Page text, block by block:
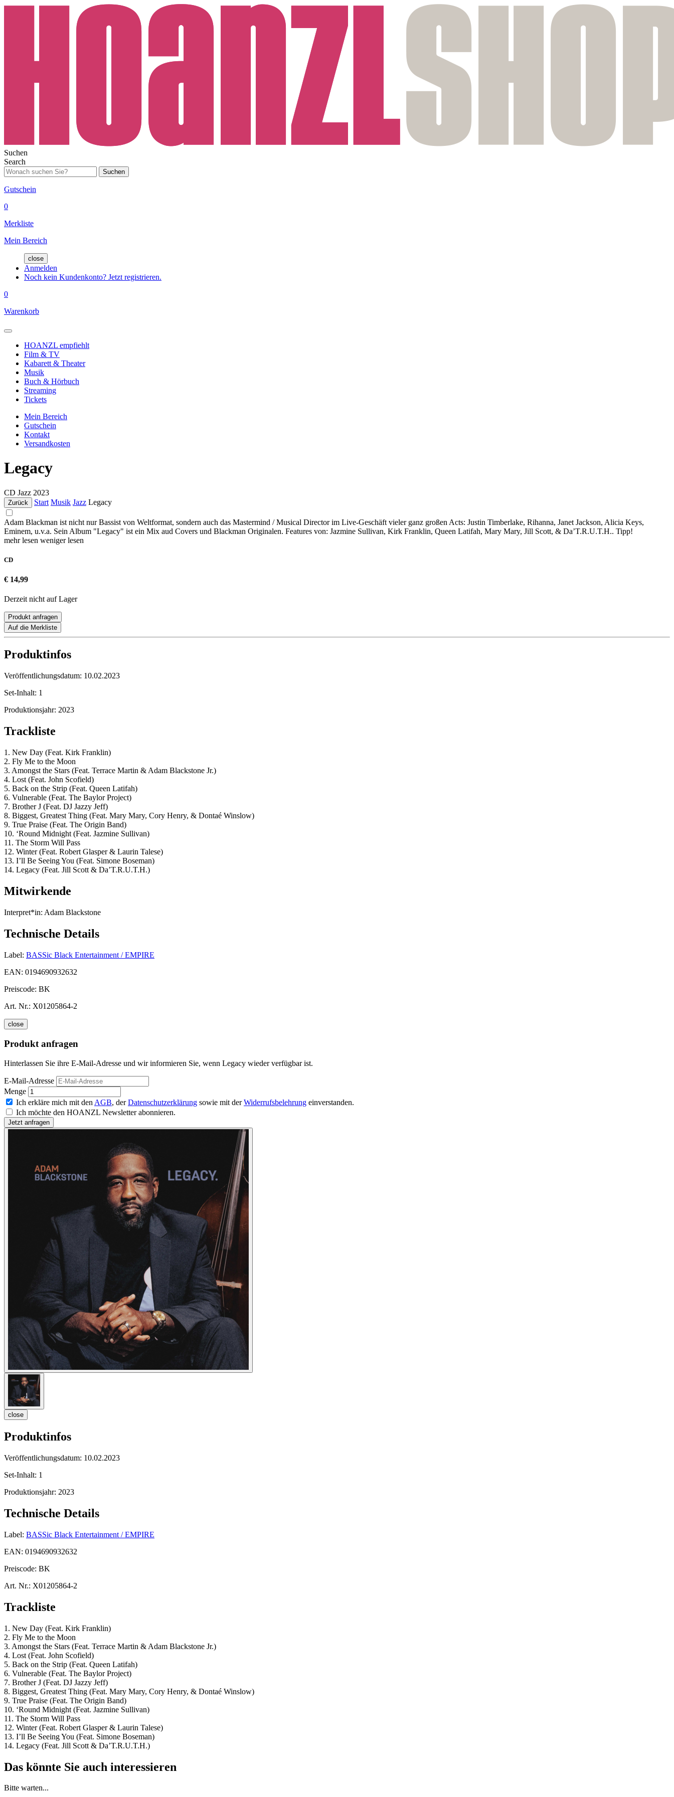
Suchen
Search
Suchen
Gutschein
0
Merkliste
Mein Bereich
close
Anmelden
Noch kein Kundenkonto? Jetzt registrieren.
0
Warenkorb
HOANZL empfiehlt
Film & TV
Kabarett & Theater
Musik
Buch & Hörbuch
Streaming
Tickets
Mein Bereich
Gutschein
Kontakt
Versandkosten
Legacy
CD Jazz 2023
Zurück Start Musik Jazz Legacy
Adam Blackman ist nicht nur Bassist von Weltformat, sondern auch das Mastermind / Musical Director im Live-Geschäft vieler ganz großen Acts: Justin Timberlake, Rihanna, Janet Jackson, Alicia Keys,
Eminem, u.v.a. Sein Album "Legacy" ist ein Mix aud Covers und Blackman Originalen. Features von: Jazmine Sullivan, Kirk Franklin, Queen Latifah, Mary Mary, Jill Scott, & Da’T.R.U.T.H.. Tipp!
mehr lesen weniger lesen
CD
€ 14,99
Derzeit nicht auf Lager
Produkt anfragen
Auf die Merkliste
Produktinfos
Veröffentlichungsdatum: 10.02.2023
Set-Inhalt: 1
Produktionsjahr: 2023
Trackliste
1. New Day (Feat. Kirk Franklin)
2. Fly Me to the Moon
3. Amongst the Stars (Feat. Terrace Martin & Adam Blackstone Jr.)
4. Lost (Feat. John Scofield)
5. Back on the Strip (Feat. Queen Latifah)
6. Vulnerable (Feat. The Baylor Project)
7. Brother J (Feat. DJ Jazzy Jeff)
8. Biggest, Greatest Thing (Feat. Mary Mary, Cory Henry, & Dontaé Winslow)
9. True Praise (Feat. The Origin Band)
10. ‘Round Midnight (Feat. Jazmine Sullivan)
11. The Storm Will Pass
12. Winter (Feat. Robert Glasper & Laurin Talese)
13. I’ll Be Seeing You (Feat. Simone Boseman)
14. Legacy (Feat. Jill Scott & Da’T.R.U.T.H.)
Mitwirkende
Interpret*in: Adam Blackstone
Technische Details
Label: BASSic Black Entertainment / EMPIRE
EAN: 0194690932632
Preiscode: BK
Art. Nr.: X01205864-2
close
Produkt anfragen
Hinterlassen Sie ihre E-Mail-Adresse und wir informieren Sie, wenn Legacy wieder verfügbar ist.
E-Mail-Adresse
Menge
Ich erkläre mich mit den AGB, derDatenschutzerklärung sowie mit derWiderrufsbelehrung einverstanden.
Ich möchte den HOANZL Newsletter abonnieren.
close
Produktinfos
Veröffentlichungsdatum: 10.02.2023
Set-Inhalt: 1
Produktionsjahr: 2023
Technische Details
Label: BASSic Black Entertainment / EMPIRE
EAN: 0194690932632
Preiscode: BK
Art. Nr.: X01205864-2
Trackliste
1. New Day (Feat. Kirk Franklin)
2. Fly Me to the Moon
3. Amongst the Stars (Feat. Terrace Martin & Adam Blackstone Jr.)
4. Lost (Feat. John Scofield)
5. Back on the Strip (Feat. Queen Latifah)
6. Vulnerable (Feat. The Baylor Project)
7. Brother J (Feat. DJ Jazzy Jeff)
8. Biggest, Greatest Thing (Feat. Mary Mary, Cory Henry, & Dontaé Winslow)
9. True Praise (Feat. The Origin Band)
10. ‘Round Midnight (Feat. Jazmine Sullivan)
11. The Storm Will Pass
12. Winter (Feat. Robert Glasper & Laurin Talese)
13. I’ll Be Seeing You (Feat. Simone Boseman)
14. Legacy (Feat. Jill Scott & Da’T.R.U.T.H.)
Das könnte Sie auch interessieren
Bitte warten...